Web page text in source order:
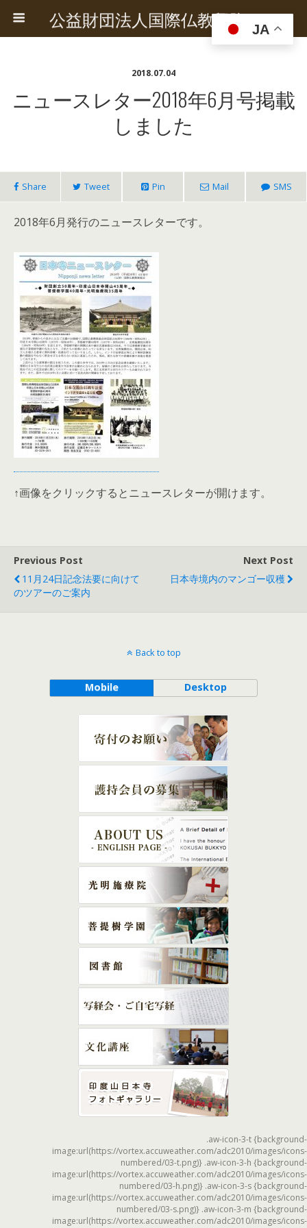
公益財団法人国際仏教興隆協会
2018.07.04
ニュースレター2018年6月号掲載
しました
Share Tweet Pin Mail SMS
2018年6月発行のニュースレターです。
↑画像をクリックするとニュースレターが開けます。
Previous Post
11月24日記念法要に向けて
のツアーのご案内
Next Post
日本寺境内のマンゴー収穫
Back to top
Mobile Desktop
.aw-icon-3-t {background-
image:url(https://vortex.accuweather.com/adc2010/images/icons-
numbered/03-t.png)} .aw-icon-3-h {background-
image:url(https://vortex.accuweather.com/adc2010/images/icons-
numbered/03-h.png)} .aw-icon-3-s {background-
image:url(https://vortex.accuweather.com/adc2010/images/icons-
numbered/03-s.png)} .aw-icon-3-m {background-
image:url(https://vortex.accuweather.com/adc2010/images/icons-
JA